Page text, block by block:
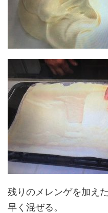
残りのメレンゲを加え
早く混ぜる。